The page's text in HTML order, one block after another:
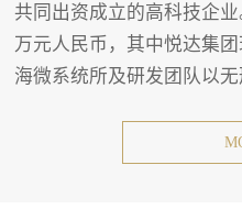
共同出资成立的高科技企
万元人民币，其中悦达集
海微系统所及研发团队以